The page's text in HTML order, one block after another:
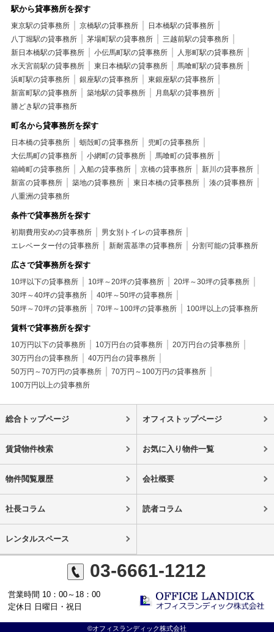
駅から貸事務所を探す
東京駅の貸事務所 京橋駅の貸事務所
日本橋駅の貸事務所
八丁堀駅の貸事務所
茅場町駅の貸事務所
三越前駅の貸事務所
新日本橋駅の貸事務所
小伝馬町駅の貸事務所
人形町駅の貸事務所
水天宮前駅の貸事務所
東日本橋駅の貸事務所
馬喰町駅の貸事務所
浜町駅の貸事務所
銀座駅の貸事務所
東銀座駅の貸事務所
新富町駅の貸事務所
築地駅の貸事務所
月島駅の貸事務所
勝どき駅の貸事務所
町名から貸事務所を探す
日本橋の貸事務所 蛎殻町の貸事務所
兜町の貸事務所
大伝馬町の貸事務所
小網町の貸事務所
馬喰町の貸事務所
箱崎町の貸事務所
入船の貸事務所 京橋の貸事務所
新川の貸事務所
新富の貸事務所
築地の貸事務所 東日本橋の貸事務所
湊の貸事務所
八重洲の貸事務所
条件で貸事務所を探す
初期費用安めの貸事務所
男女別トイレの貸事務所
エレベーター付の貸事務所
新耐震基準の貸事務所 分割可能の貸事務所
広さで貸事務所を探す
10坪以下の貸事務所 10坪～20坪の貸事務所
20坪～30坪の貸事務所
30坪～40坪の貸事務所
40坪～50坪の貸事務所
50坪～70坪の貸事務所
70坪～100坪の貸事務所 100坪以上の貸事務所
賃料で貸事務所を探す
10万円以下の貸事務所 10万円台の貸事務所
20万円台の貸事務所
30万円台の貸事務所
40万円台の貸事務所
50万円～70万円の貸事務所
70万円～100万円の貸事務所
100万円以上の貸事務所
総合トップページ オフィストップページ
賃貸物件検索 お気に入り物件一覧
物件閲覧履歴 会社概要
社長コラム 読者コラム
レンタルスペース
03-6661-1212
営業時間 10：00～18：00
定休日 日曜日・祝日
©オフィスランディック株式会社